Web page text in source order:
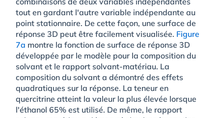
tout en gardant l'autre variable indépendante au
point stationnaire. De cette façon, une surface de
réponse 3D peut être facilement visualisée. Figure
7a montre la fonction de surface de réponse 3D
développée par le modèle pour la composition du
solvant et le rapport solvant-matériau. La
composition du solvant a démontré des effets
quadratiques sur la réponse. La teneur en
quercitrine atteint la valeur la plus élevée lorsque
l'éthanol 65% est utilisé. De même, le rapport